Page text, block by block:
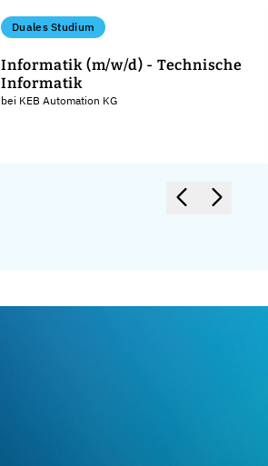
Duales Studium
Informatik (m/w/d) - Technische
Informatik
bei KEB Automation KG